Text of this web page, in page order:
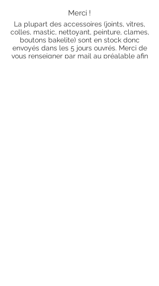
Merci !
La plupart des accessoires (joints, vitres,
colles, mastic, nettoyant, peinture, clames,
boutons bakelite) sont en stock donc
envoyés dans les 5 jours ouvrés. Merci de
vous renseigner par mail au préalable afin